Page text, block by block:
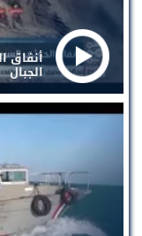
أنفاق
الجبال